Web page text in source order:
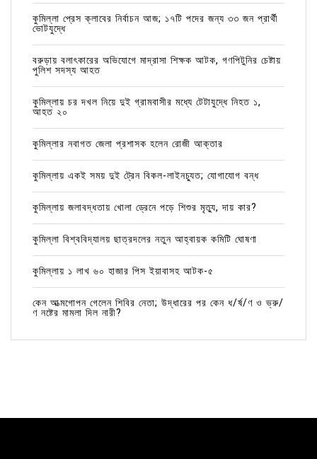
কুমিল্লা প্রেস ক্লাবের নির্বাচন আজ; ১৭টি পদের জন্য ৩৩ জন প্রার্থী
ভোটযুদ্ধে
বরুড়ায় বলাৎকারের অভিযোগে মাদ্রাসা শিক্ষক আটক, গণপিটুনির চেষ্টায়
পুলিশ সদস্য আহত
কুমিল্লায় চর দখল নিয়ে দুই গ্রামবাসীর মধ্যে টেটাযুদ্ধে নিহত ১,
আহত ২০
কুমিল্লার নবাগত জেলা প্রশাসক হলেন রোজী আক্তার
কুমিল্লায় একই সময় দুই ট্রেন বিকল-লাইনচ্যুত; যোগাযোগ বন্ধ
কুমিল্লায় জলাবদ্ধতায় খোলা ড্রেনে পড়ে শিশুর মৃত্যু, দায় কার?
কুমিল্লা বিশ্ববিদ্যালয় ছাত্রদলের নতুন আহ্বায়ক কমিটি ঘোষণা
কুমিল্লায় ১ লাখ ৬০ হাজার পিস ইয়াবাসহ আটক-৫
কেন আত্মগোপন গেলেন শিবির নেতা; উদ্ধারের পর কেন ধ/র্ষ/ণ ও ভ্রু/
ণ নষ্টের মামলা দিল নারী?